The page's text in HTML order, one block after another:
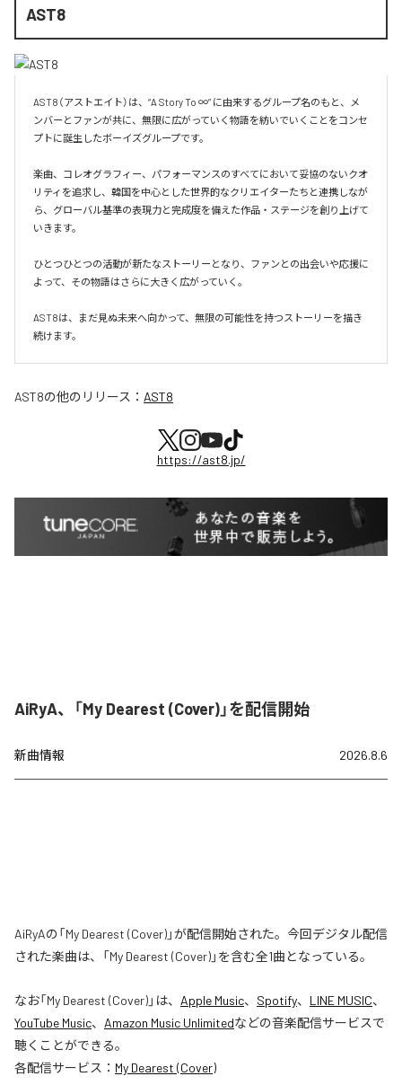
AST8
AST8（アストエイト）は、“A Story To ∞” に由来するグループ名のもと、メ
ンバーとファンが共に、無限に広がっていく物語を紡いでいくことをコンセ
プトに誕生したボーイズグループです。
楽曲、コレオグラフィー、パフォーマンスのすべてにおいて妥協のないクオ
リティを追求し、韓国を中心とした世界的なクリエイターたちと連携しなが
ら、グローバル基準の表現力と完成度を備えた作品・ステージを創り上げて
いきます。
ひとつひとつの活動が新たなストーリーとなり、ファンとの出会いや応援に
よって、その物語はさらに大きく広がっていく。
AST8は、まだ見ぬ未来へ向かって、無限の可能性を持つストーリーを描き
続けます。
AST8の他のリリース： AST8
https://ast8.jp/
AiRyA、「My Dearest (Cover)」を配信開始
新曲情報 2026.8.6
AiRyAの「My Dearest (Cover)」が配信開始された。今回デジタル配信
された楽曲は、「My Dearest (Cover)」を含む全1曲となっている。
なお「My Dearest (Cover)」は、 Apple Music、 Spotify、 LINE MUSIC、
YouTube Music、 Amazon Music Unlimitedなどの音楽配信サービスで
聴くことができる。
各配信サービス： My Dearest (Cover)